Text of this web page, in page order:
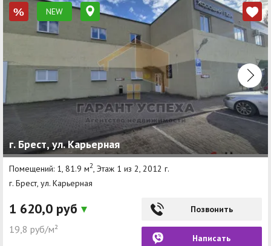
% NEW
г. Брест, ул. Карьерная
Помещений: 1, 81.9 м2, Этаж 1 из 2, 2012 г.
г. Брест, ул. Карьерная
1 620,0 руб
19,8 руб/м²
Позвонить
Написать